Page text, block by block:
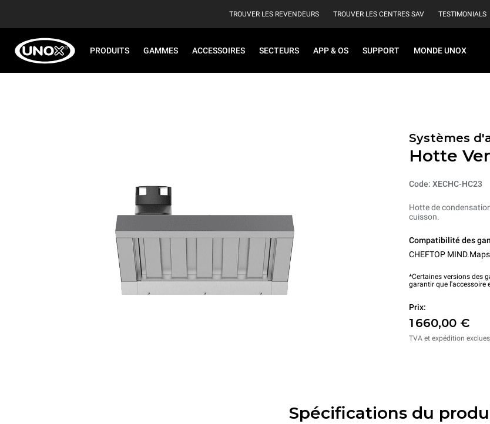
TROUVER LES REVENDEURS TROUVER LES CENTRES SAV TESTIMONIALS
PRODUITS GAMMES ACCESSOIRES SECTEURS APP & OS SUPPORT MONDE UNOX
Systèmes
Hotte
Code: XECHC-HC23
Hotte de
cuisson.
Compatibilité des
CHEFTOP
*Certaines versions des
garantir que l'accessoire
Prix:
1 660,00 €
TVA et expédition exclues
Spécifications du